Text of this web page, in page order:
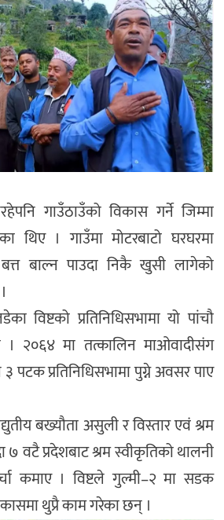
गाउँठाउँको विकास गर्ने जिम्मा
थिए । गाउँमा मोटरबाटो घरघरमा
बाल्न पाउदा निकै खुसी लागेको
विष्टको प्रतिनिधिसभामा यो पांचौ
। २०६४ मा तत्कालिन माओवादीसंग
पटक प्रतिनिधिसभामा पुग्ने अवसर पाए
बख्यौता असुली र विस्तार एवं श्रम
७ वटै प्रदेशबाट श्रम स्वीकृतिको थालनी
कमाए । विष्टले गुल्मी–२ मा सडक
थुप्रै काम गरेका छन् ।